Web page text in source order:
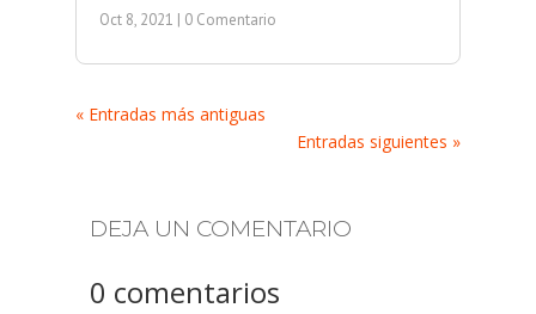
Oct 8, 2021 | 0 Comentario
« Entradas más antiguas
Entradas siguientes »
DEJA UN COMENTARIO
0 comentarios